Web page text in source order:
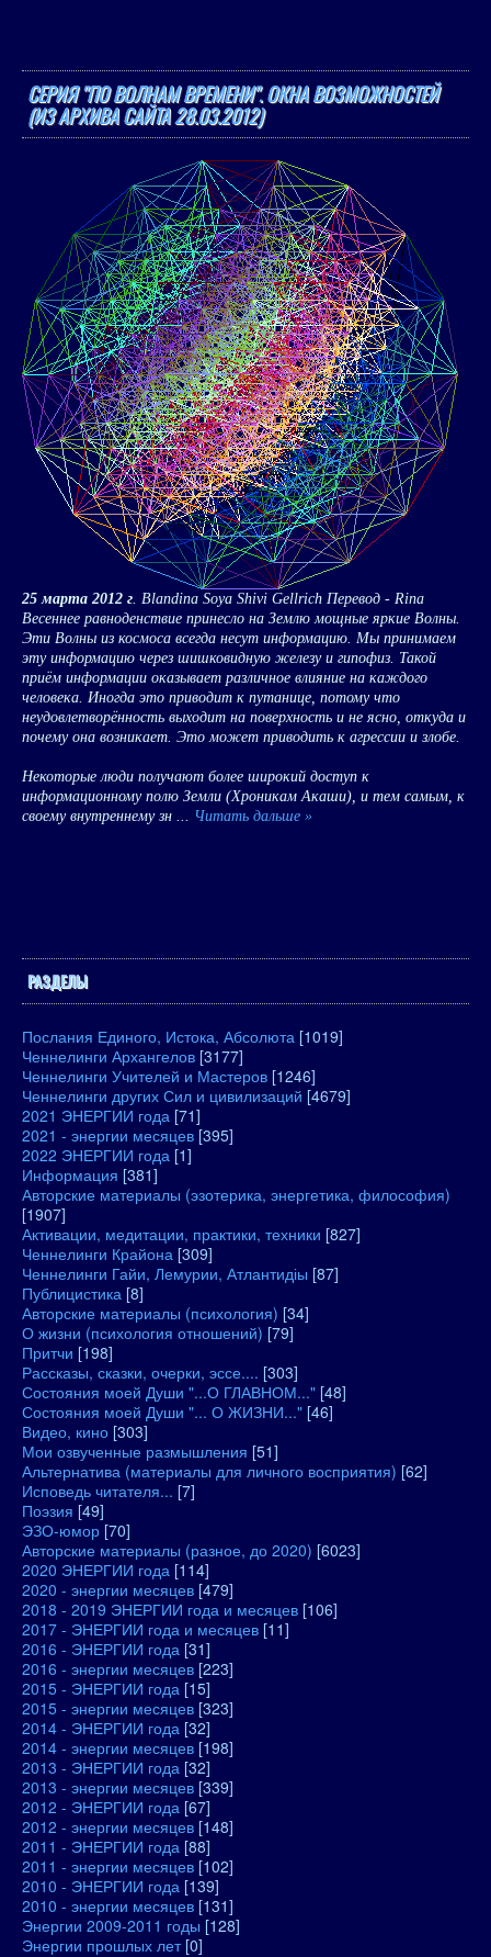
СЕРИЯ "ПО ВОЛНАМ ВРЕМЕНИ". ОКНА ВОЗМОЖНОСТЕЙ
(ИЗ АРХИВА САЙТА 28.03.2012)
25 марта 2012 г. Blandina Soya Shivi Gellrich Перевод - Rina
Весеннее равноденствие принесло на Землю мощные яркие Волны.
Эти Волны из космоса всегда несут информацию. Мы принимаем
эту информацию через шишковидную железу и гипофиз. Такой
приём информации оказывает различное влияние на каждого
человека. Иногда это приводит к путанице, потому что
неудовлетворённость выходит на поверхность и не ясно, откуда и
почему она возникает. Это может приводить к агрессии и злобе.
Некоторые люди получают более широкий доступ к
информационному полю Земли (Хроникам Акаши), и тем самым, к
своему внутреннему зн ... Читать дальше »
РАЗДЕЛЫ
Послания Единого, Истока, Абсолюта [1019]
Ченнелинги Архангелов [3177]
Ченнелинги Учителей и Мастеров [1246]
Ченнелинги других Сил и цивилизаций [4679]
2021 ЭНЕРГИИ года [71]
2021 - энергии месяцев [395]
2022 ЭНЕРГИИ года [1]
Информация [381]
Авторские материалы (эзотерика, энергетика, философия)
[1907]
Активации, медитации, практики, техники [827]
Ченнелинги Крайона [309]
Ченнелинги Гайи, Лемурии, Атлантидіы [87]
Публицистика [8]
Авторские материалы (психология) [34]
О жизни (психология отношений) [79]
Притчи [198]
Рассказы, сказки, очерки, эссе.... [303]
Состояния моей Души "...О ГЛАВНОМ..." [48]
Состояния моей Души "... О ЖИЗНИ..." [46]
Видео, кино [303]
Мои озвученные размышления [51]
Альтернатива (материалы для личного восприятия) [62]
Исповедь читателя... [7]
Поэзия [49]
ЭЗО-юмор [70]
Авторские материалы (разное, до 2020) [6023]
2020 ЭНЕРГИИ года [114]
2020 - энергии месяцев [479]
2018 - 2019 ЭНЕРГИИ года и месяцев [106]
2017 - ЭНЕРГИИ года и месяцев [11]
2016 - ЭНЕРГИИ года [31]
2016 - энергии месяцев [223]
2015 - ЭНЕРГИИ года [15]
2015 - энергии месяцев [323]
2014 - ЭНЕРГИИ года [32]
2014 - энергии месяцев [198]
2013 - ЭНЕРГИИ года [32]
2013 - энергии месяцев [339]
2012 - ЭНЕРГИИ года [67]
2012 - энергии месяцев [148]
2011 - ЭНЕРГИИ года [88]
2011 - энергии месяцев [102]
2010 - ЭНЕРГИИ года [139]
2010 - энергии месяцев [131]
Энергии 2009-2011 годы [128]
Энергии прошлых лет [0]